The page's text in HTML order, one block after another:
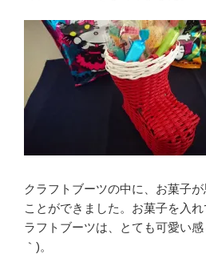
クラフトブーツの中に、お菓子
ことができました。お菓子を入
ラフトブーツは、とても可愛い
｀)。